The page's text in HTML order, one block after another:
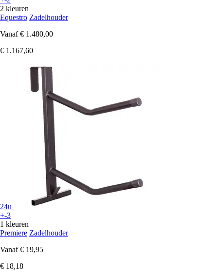
2 kleuren
Equestro Zadelhouder
Vanaf € 1.480,00
€ 1.167,60
24u
+-3
1 kleuren
Premiere Zadelhouder
Vanaf € 19,95
€ 18,18